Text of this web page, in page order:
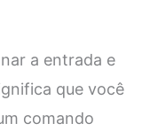
a entrada e
que você
comando